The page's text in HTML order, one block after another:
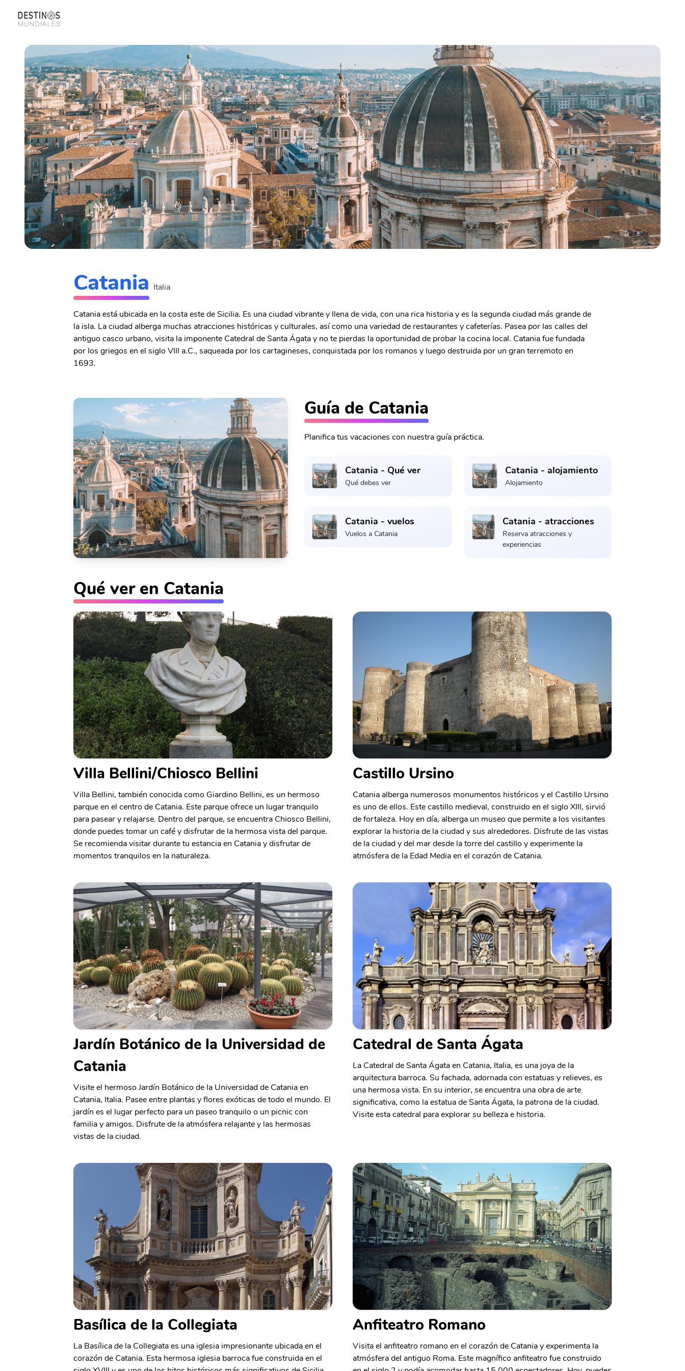
Catania Italia
Catania está ubicada en la costa este de Sicilia. Es una ciudad vibrante y llena de vida, con una rica historia y es la segunda ciudad más grande de
la isla. La ciudad alberga muchas atracciones históricas y culturales, así como una variedad de restaurantes y cafeterías. Pasea por las calles del
antiguo casco urbano, visita la imponente Catedral de Santa Ágata y no te pierdas la oportunidad de probar la cocina local. Catania fue fundada
por los griegos en el siglo VIII a.C., saqueada por los cartagineses, conquistada por los romanos y luego destruida por un gran terremoto en
1693.
Guía de Catania
Planifica tus vacaciones con nuestra guía práctica.
Catania - Qué ver
Qué debes ver
Catania - alojamiento
Alojamiento
Catania - vuelos
Vuelos a Catania
Catania - atracciones
Reserva atracciones y
experiencias
Qué ver en Catania
Villa Bellini/Chiosco Bellini
Villa Bellini, también conocida como Giardino Bellini, es un hermoso
parque en el centro de Catania. Este parque ofrece un lugar tranquilo
para pasear y relajarse. Dentro del parque, se encuentra Chiosco Bellini,
donde puedes tomar un café y disfrutar de la hermosa vista del parque.
Se recomienda visitar durante tu estancia en Catania y disfrutar de
momentos tranquilos en la naturaleza.
Castillo Ursino
Catania alberga numerosos monumentos históricos y el Castillo Ursino
es uno de ellos. Este castillo medieval, construido en el siglo XIII, sirvió
de fortaleza. Hoy en día, alberga un museo que permite a los visitantes
explorar la historia de la ciudad y sus alrededores. Disfrute de las vistas
de la ciudad y del mar desde la torre del castillo y experimente la
atmósfera de la Edad Media en el corazón de Catania.
Jardín Botánico de la Universidad de
Catania
Visite el hermoso Jardín Botánico de la Universidad de Catania en
Catania, Italia. Pasee entre plantas y flores exóticas de todo el mundo. El
jardín es el lugar perfecto para un paseo tranquilo o un picnic con
familia y amigos. Disfrute de la atmósfera relajante y las hermosas
vistas de la ciudad.
Catedral de Santa Ágata
La Catedral de Santa Ágata en Catania, Italia, es una joya de la
arquitectura barroca. Su fachada, adornada con estatuas y relieves, es
una hermosa vista. En su interior, se encuentra una obra de arte
significativa, como la estatua de Santa Ágata, la patrona de la ciudad.
Visite esta catedral para explorar su belleza e historia.
Basílica de la Collegiata
La Basílica de la Collegiata es una iglesia impresionante ubicada en el
corazón de Catania. Esta hermosa iglesia barroca fue construida en el
Anfiteatro Romano
Visita el anfiteatro romano en el corazón de Catania y experimenta la
atmósfera del antiguo Roma. Este magnífico anfiteatro fue construido